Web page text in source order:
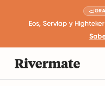
Eos, Serviap y